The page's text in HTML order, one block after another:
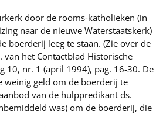
door de rooms-katholieken (in
naar de nieuwe Waterstaatskerk)
boerderij leeg te staan. (Zie over de
van het Contactblad Historische
10, nr. 1 (april 1994), pag. 16-30. De
weinig geld om de boerderij te
van de hulppredikant ds.
was) om de boerderij, die